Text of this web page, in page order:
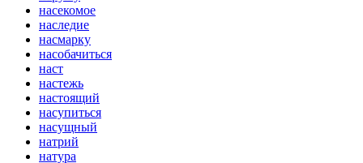
насекомое
наследие
насмарку
насобачиться
наст
настежь
настоящий
насупиться
насущный
натрий
натура